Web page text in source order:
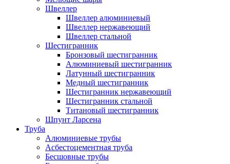
Швеллер
Швеллер алюминиевый
Швеллер нержавеющий
Швеллер стальной
Шестигранник
Бронзовый шестигранник
Алюминиевый шестигранник
Латунный шестигранник
Медный шестигранник
Шестигранник нержавеющий
Шестигранник стальной
Титановый шестигранник
Шпунт Ларсена
Труба
Алюминиевые трубы
Асбестоцементная труба
Бесшовные трубы